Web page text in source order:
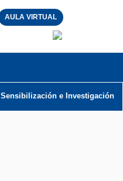
AULA VIRTUAL
Sensibilización e Investigación